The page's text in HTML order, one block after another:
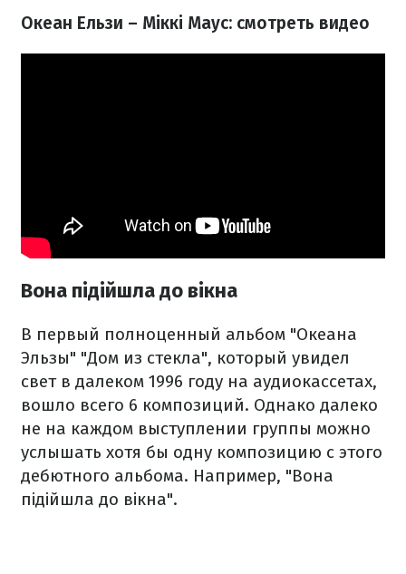
Океан Ельзи – Міккі Маус: смотреть видео
Вона підійшла до вікна
В первый полноценный альбом "Океана
Эльзы" "Дом из стекла", который увидел
свет в далеком 1996 году на аудиокассетах,
вошло всего 6 композиций. Однако далеко
не на каждом выступлении группы можно
услышать хотя бы одну композицию с этого
дебютного альбома. Например, "Вона
підійшла до вікна".